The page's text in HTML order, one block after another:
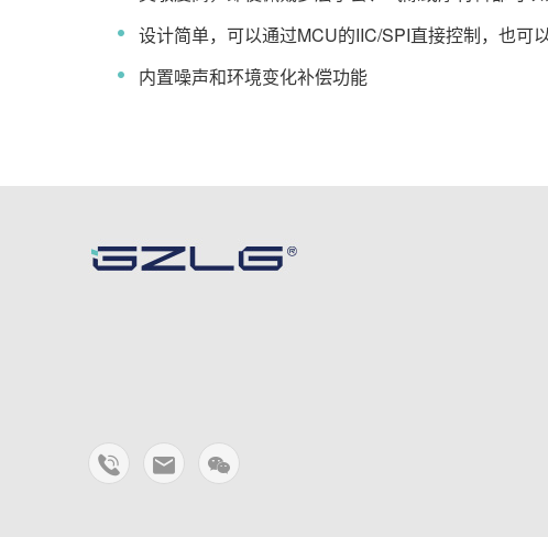
设计简单，可以通过MCU的IIC/SPI直接控制，也可
内置噪声和环境变化补偿功能